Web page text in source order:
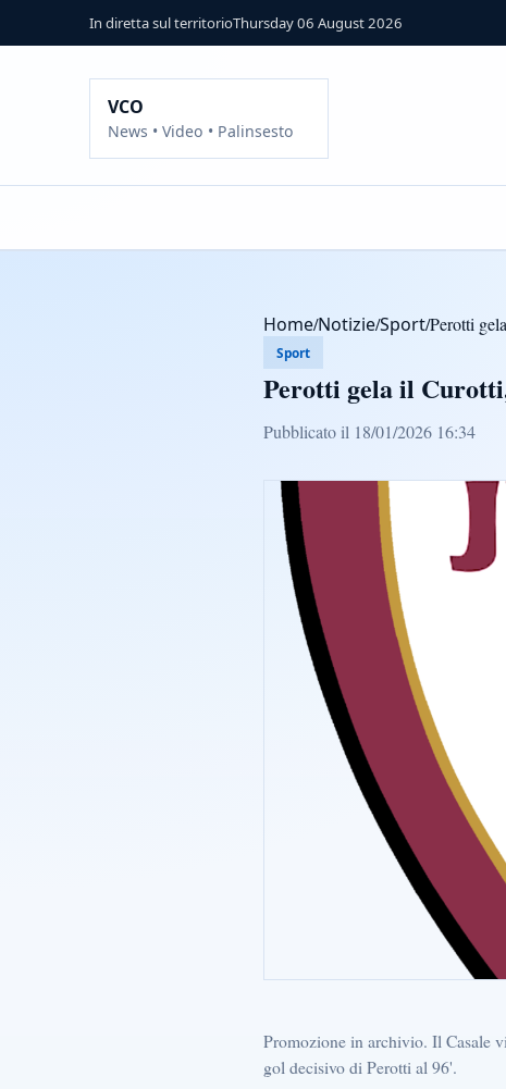
In diretta sul territorioThursday 06 August 2026
VCO
News • Video • Palinsesto
Home/Notizie/Sport/Perotti
Sport
Perotti gela il
Pubblicato il 18/01/2026 16:34
Promozione in archivio. Il Casale
gol decisivo di Perotti al 96'.